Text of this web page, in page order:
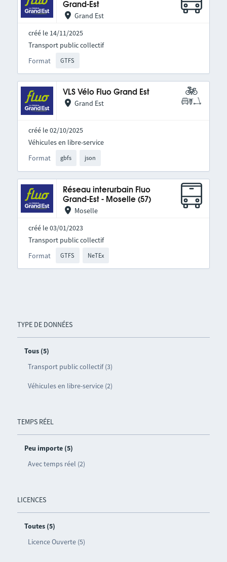
TYPE DE DONNÉES
Tous (5)
Transport public collectif (3)
Véhicules en libre-service (2)
TEMPS RÉEL
Peu importe (5)
Avec temps réel (2)
LICENCES
Toutes (5)
Licence Ouverte (5)
Grand-Est
Grand Est
créé le 14/11/2025
Format GTFS
Transport public collectif
VLS Vélo Fluo Grand Est
Grand Est
créé le 02/10/2025
Format gbfs json
Véhicules en libre-service
Réseau interurbain Fluo
Grand-Est - Moselle (57)
Moselle
créé le 03/01/2023
Format GTFS NeTEx
Transport public collectif